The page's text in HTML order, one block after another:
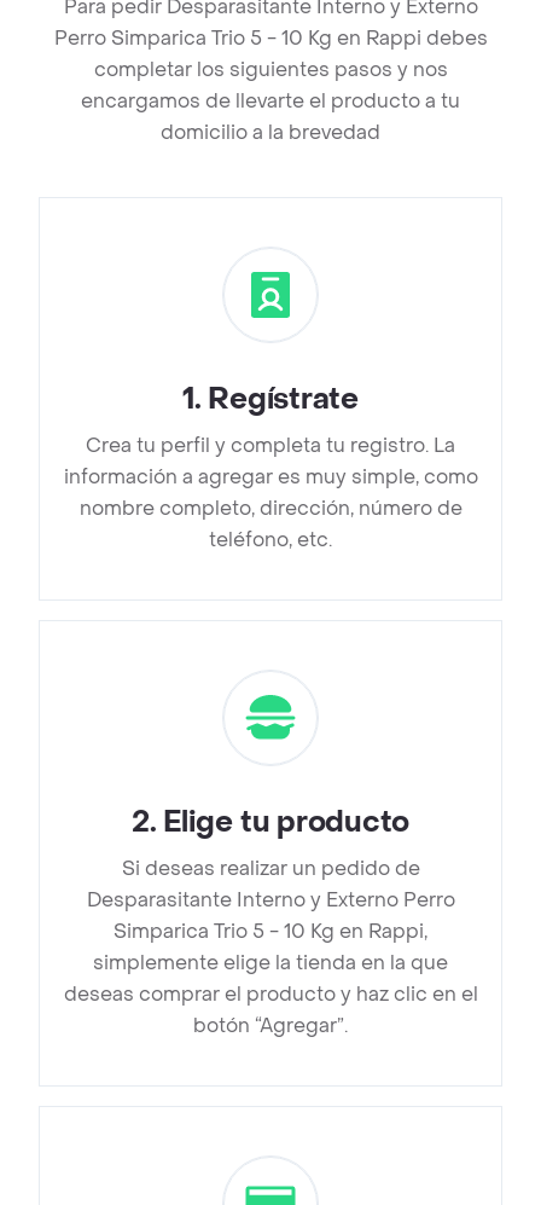
Para pedir Desparasitante Interno y Externo
Perro Simparica Trio 5 - 10 Kg en Rappi debes
completar los siguientes pasos y nos
encargamos de llevarte el producto a tu
domicilio a la brevedad
1. Regístrate
Crea tu perfil y completa tu registro. La
información a agregar es muy simple, como
nombre completo, dirección, número de
teléfono, etc.
2. Elige tu producto
Si deseas realizar un pedido de
Desparasitante Interno y Externo Perro
Simparica Trio 5 - 10 Kg en Rappi,
simplemente elige la tienda en la que
deseas comprar el producto y haz clic en el
botón “Agregar”.